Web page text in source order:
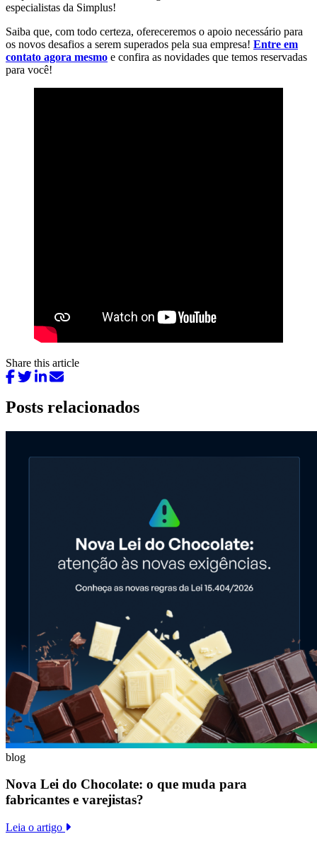
especialistas da Simplus!
Saiba que, com todo certeza, ofereceremos o apoio necessário para
os novos desafios a serem superados pela sua empresa! Entre em
contato agora mesmo e confira as novidades que temos reservadas
para você!
Share this article
Posts relacionados
blog
Nova Lei do Chocolate: o que muda para
fabricantes e varejistas?
Leia o artigo